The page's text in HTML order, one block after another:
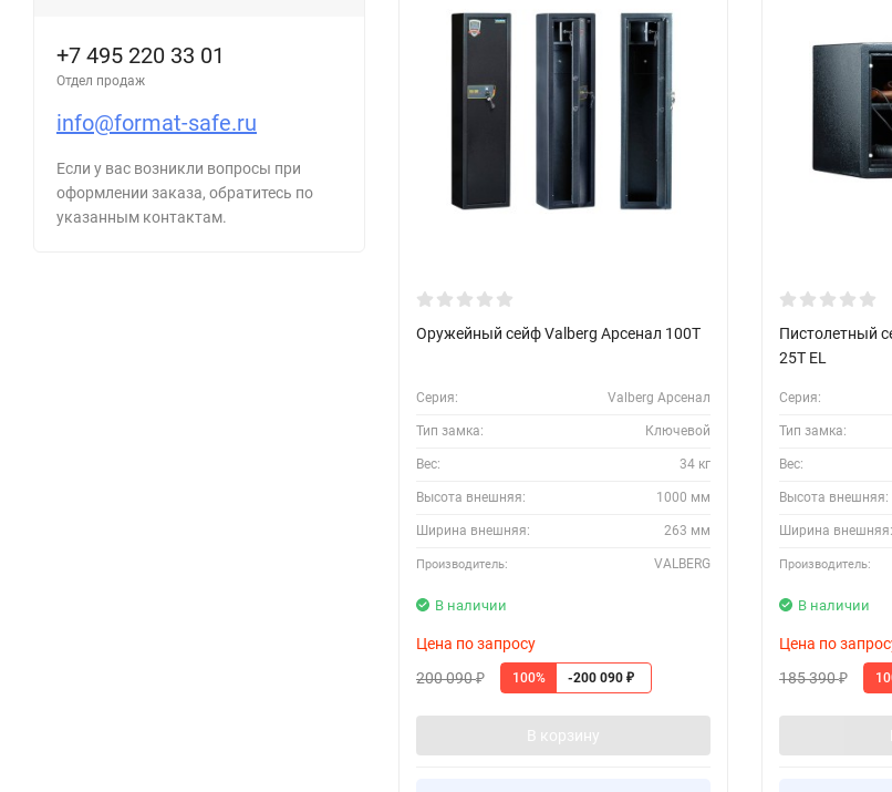
+7 495 220 33 01
Отдел продаж
info@format-safe.ru
Если у вас возникли вопросы при
оформлении заказа, обратитесь по
указанным контактам.
Оружейный сейф Valberg Арсенал 100Т
Серия: Valberg Арсенал
Тип замка: Ключевой
Вес: 34 кг
Высота внешняя: 1000 мм
Ширина внешняя: 263 мм
Производитель: VALBERG
В наличии
Цена по запросу
200 090₽ 100% -200 090 ₽
В корзину
Пистолетный
25T EL
Серия:
Тип замка:
Вес:
Высота внешняя:
Ширина внешняя:
Производитель:
В наличии
Цена по
185 390₽